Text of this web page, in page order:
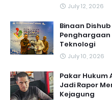
July 12, 2026
Binaan
Penghargaan
Teknologi
July 10, 2026
Pakar Hukum
Jadi Rapor
Kejagung